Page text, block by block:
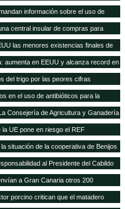
información sobre el uso de
central insular de compras para
las menores existencias finales de
aumenta en EEUU y alcanza record en
del trigo por las peores cifras
en el uso de antibióticos para la
Consejería de Agricultura y Ganadería
de 2013 del Gobierno regional
de la isla
la UE pone en riesgo el REF
situación de la cooperativa de Benijos
al Presidente del Cabildo
Insular
a Gran Canaria otros 200
porcino critican que el matadero